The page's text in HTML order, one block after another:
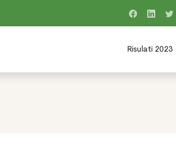
Risulati 2023